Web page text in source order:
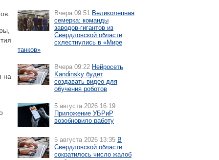
на
Вчера 09:51 Великолепная
семерка: команды
заводов-гигантов из
Свердловской области
схлестнулись в «Мире
танков»
Вчера 09:22 Нейросеть
Kandinsky будет
создавать видео для
обучения роботов
5 августа 2026 16:19
Приложение УБРиР
возобновило работу
5 августа 2026 13:35 В
Свердловской области
сократилось число жалоб